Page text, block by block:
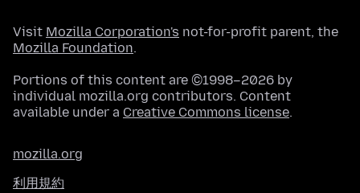
Visit Mozilla Corporation's not-for-profit parent, the
Mozilla Foundation.
Portions of this content are ©1998–2026 by
individual mozilla.org contributors. Content
available under a Creative Commons license.
mozilla.org
利用規約